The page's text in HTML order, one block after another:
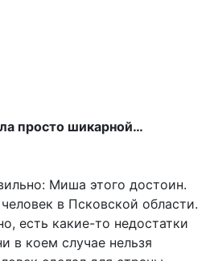
просто шикарной…
Миша этого достоин.
в Псковской области.
есть какие-то недостатки
в коем случае нельзя